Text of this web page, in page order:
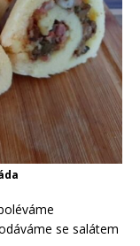
se salátem